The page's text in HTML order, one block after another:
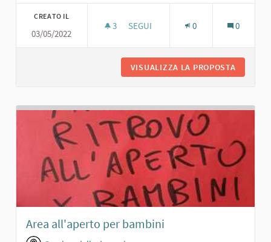
CREATO IL
03/05/2022
3 3 SOSTENITORI
SEGUI 0 0
VISUALIZZA LA PROPOSTA
Area all'aperto per bambini